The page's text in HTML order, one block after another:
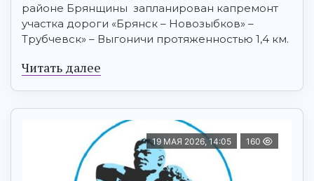
районе Брянщины запланирован капремонт
участка дороги «Брянск – Новозыбков» –
Трубчевск» – Выгоничи протяженностью 1,4 км.
Читать далее
19 МАЯ 2026, 14:05 160